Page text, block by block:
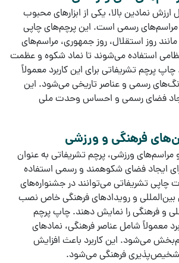
ارزش نمادین بالا، یکی از ابزارهای محبوب
مراسم‌های رسمی است. اینپرچم‌های چاپی
روز استقلال، روز جمهوری، مراسم‌های
استفاده می‌شوند تا نماد شکوه و عظمت
چاپ پرچم تشریفاتی برای این کاربرد معمولاً
رسمی و عناصر تاریخی می‌شود. این
فضای رسمی و احساس وحدت ملی
مراسم‌های ورزشی، پرچم تشریفاتی به عنوان
ایجاد فضای شکوهمند و رسمی استفاده
چاپی تشریفاتیمی‌توانند در جشنواره‌های
و رویدادهای فرهنگی خاص نصب
و فرهنگی را نمایش دهند. چاپ پرچم
معمولاً شامل عناصر فرهنگی، نمادهای
می‌شود. این کاربرد باعث افزایش
فرهنگیمی‌شود.